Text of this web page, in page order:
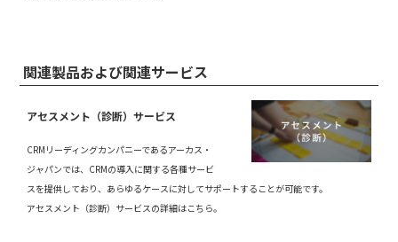
関連製品および関連サービス
アセスメント（診断）サービス
CRMリーディングカンパニーであるアーカス・
ジャパンでは、CRMの導入に関する各種サービ
スを提供しており、あらゆるケースに対してサポートすることが可能です。
アセスメント（診断）サービスの詳細はこちら。